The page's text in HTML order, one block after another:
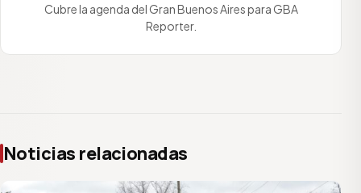
Cubre la agenda del Gran Buenos Aires para GBA
Reporter.
Noticias relacionadas